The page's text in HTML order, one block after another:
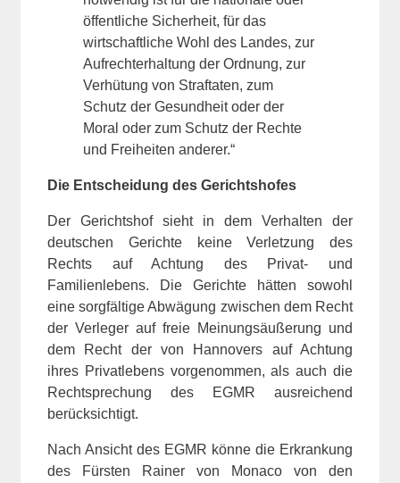
öffentliche Sicherheit, für das
wirtschaftliche Wohl des Landes, zur
Aufrechterhaltung der Ordnung, zur
Verhütung von Straftaten, zum
Schutz der Gesundheit oder der
Moral oder zum Schutz der Rechte
und Freiheiten anderer.“
Die Entscheidung des Gerichtshofes
Der Gerichtshof sieht in dem Verhalten der
deutschen Gerichte keine Verletzung des
Rechts auf Achtung des Privat- und
Familienlebens. Die Gerichte hätten sowohl
eine sorgfältige Abwägung zwischen dem Recht
der Verleger auf freie Meinungsäußerung und
dem Recht der von Hannovers auf Achtung
ihres Privatlebens vorgenommen, als auch die
Rechtsprechung des EGMR ausreichend
berücksichtigt.
Nach Ansicht des EGMR könne die Erkrankung
des Fürsten Rainer von Monaco von den